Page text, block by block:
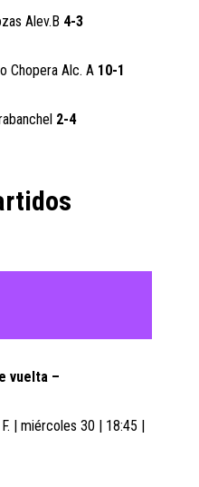
Alev.B 4-3
Chopera Alc. A 10-1
2-4
vuelta –
| miércoles 30 | 18:45 |